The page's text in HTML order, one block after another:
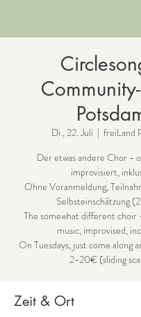
Di., 22. Juli
  |
freiLand
Der etwas andere Chor -
improvisiert,
Ohne Voranmeldung,
Selbsteinschätzung
The somewhat different
music, improvised,
On Tuesdays, just come along
2-20€ (sliding
Zeit & Ort